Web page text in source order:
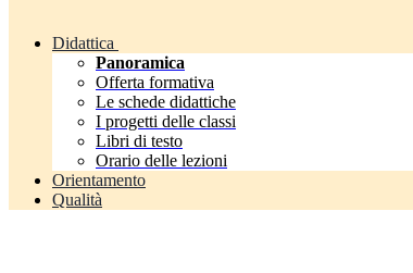
Didattica
Panoramica
Offerta formativa
Le schede didattiche
I progetti delle classi
Libri di testo
Orario delle lezioni
Orientamento
Qualità